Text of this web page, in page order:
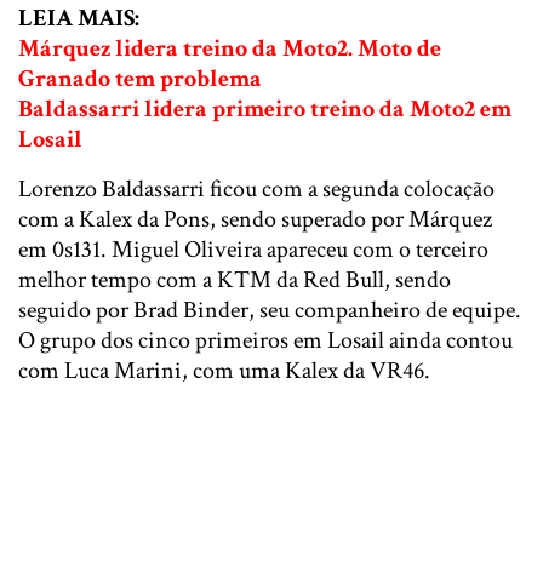
LEIA MAIS:
Márquez lidera treino da Moto2. Moto de
Granado tem problema
Baldassarri lidera primeiro treino da Moto2 em
Losail
Lorenzo Baldassarri ficou com a segunda colocação
com a Kalex da Pons, sendo superado por Márquez
em 0s131. Miguel Oliveira apareceu com o terceiro
melhor tempo com a KTM da Red Bull, sendo
seguido por Brad Binder, seu companheiro de equipe.
O grupo dos cinco primeiros em Losail ainda contou
com Luca Marini, com uma Kalex da VR46.